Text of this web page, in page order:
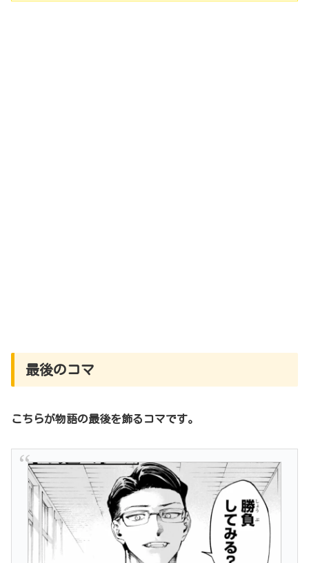
最後のコマ
こちらが物語の最後を飾るコマです。